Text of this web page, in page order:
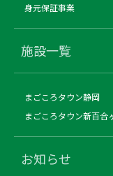
身元保証事業
施設一覧
まごころタウン静岡
まごころタウン新百合
お知らせ